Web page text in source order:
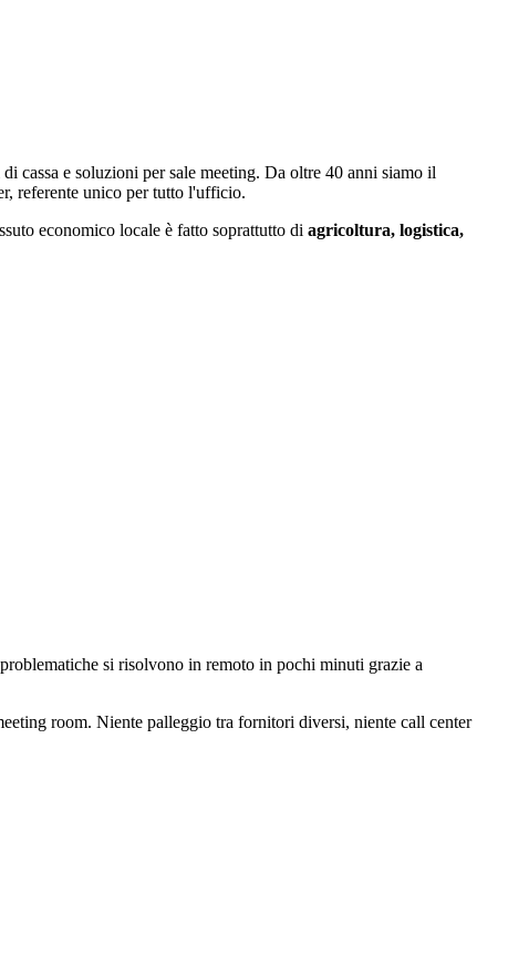
cassa e soluzioni per sale meeting. Da oltre 40 anni siamo il
referente unico per tutto l'ufficio.
economico locale è fatto soprattutto di agricoltura, logistica,
si risolvono in remoto in pochi minuti grazie a
room. Niente palleggio tra fornitori diversi, niente call center